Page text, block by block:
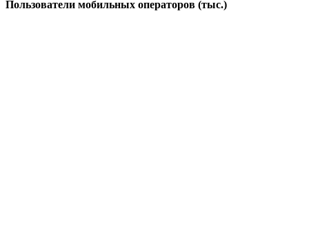
Пользователи мобильных операторов (тыс.)